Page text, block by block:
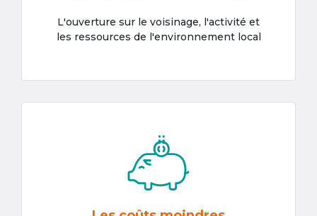
L'ouverture sur le voisinage, l'activité et
les ressources de l'environnement local